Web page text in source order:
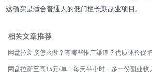
这确实是适合普通人的低门槛长期副业项目。
相关文章推荐
网盘拉新该怎么做？有哪些推广渠道？优质体验促增
网盘拉新至高15元/单！每天半小时，多一份副业收